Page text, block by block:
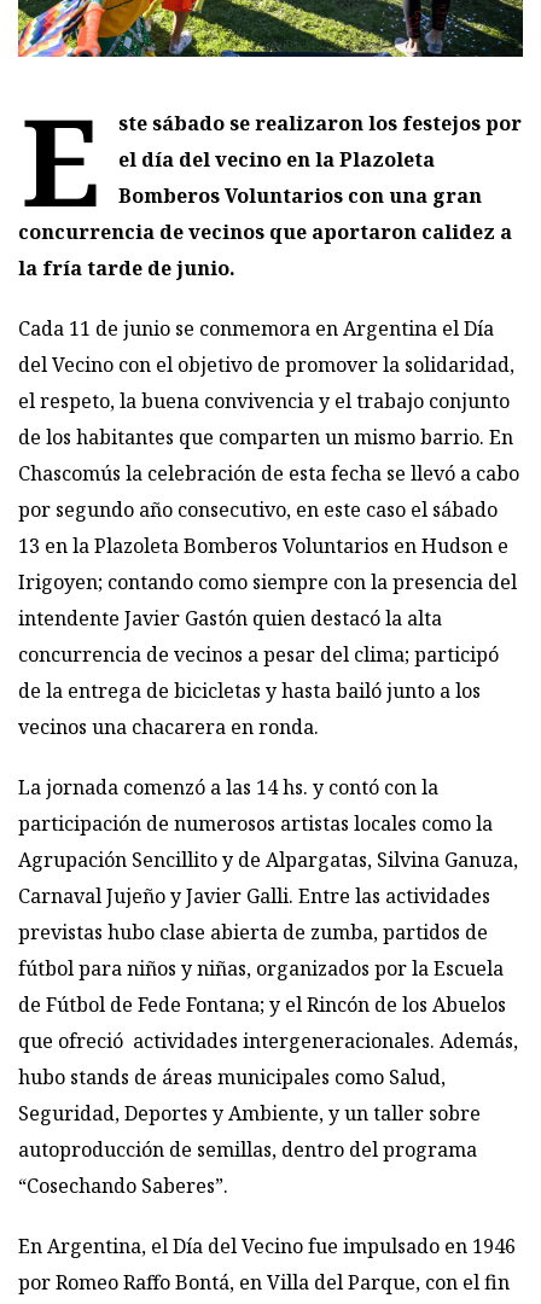
E
ste sábado se realizaron los festejos por
el día del vecino en la Plazoleta
Bomberos Voluntarios con una gran
concurrencia de vecinos que aportaron calidez a
la fría tarde de junio.
Cada 11 de junio se conmemora en Argentina el Día
del Vecino con el objetivo de promover la solidaridad,
el respeto, la buena convivencia y el trabajo conjunto
de los habitantes que comparten un mismo barrio. En
Chascomús la celebración de esta fecha se llevó a cabo
por segundo año consecutivo, en este caso el sábado
13 en la Plazoleta Bomberos Voluntarios en Hudson e
Irigoyen; contando como siempre con la presencia del
intendente Javier Gastón quien destacó la alta
concurrencia de vecinos a pesar del clima; participó
de la entrega de bicicletas y hasta bailó junto a los
vecinos una chacarera en ronda.
La jornada comenzó a las 14 hs. y contó con la
participación de numerosos artistas locales como la
Agrupación Sencillito y de Alpargatas, Silvina Ganuza,
Carnaval Jujeño y Javier Galli. Entre las actividades
previstas hubo clase abierta de zumba, partidos de
fútbol para niños y niñas, organizados por la Escuela
de Fútbol de Fede Fontana; y el Rincón de los Abuelos
que ofreció actividades intergeneracionales. Además,
hubo stands de áreas municipales como Salud,
Seguridad, Deportes y Ambiente, y un taller sobre
autoproducción de semillas, dentro del programa
“Cosechando Saberes”.
En Argentina, el Día del Vecino fue impulsado en 1946
por Romeo Raffo Bontá, en Villa del Parque, con el fin